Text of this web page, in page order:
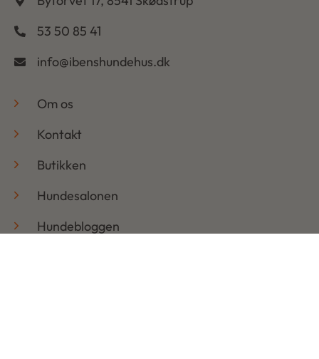
53 50 85 41
info@ibenshundehus.dk
Om os
Kontakt
Butikken
Hundesalonen
Hundebloggen